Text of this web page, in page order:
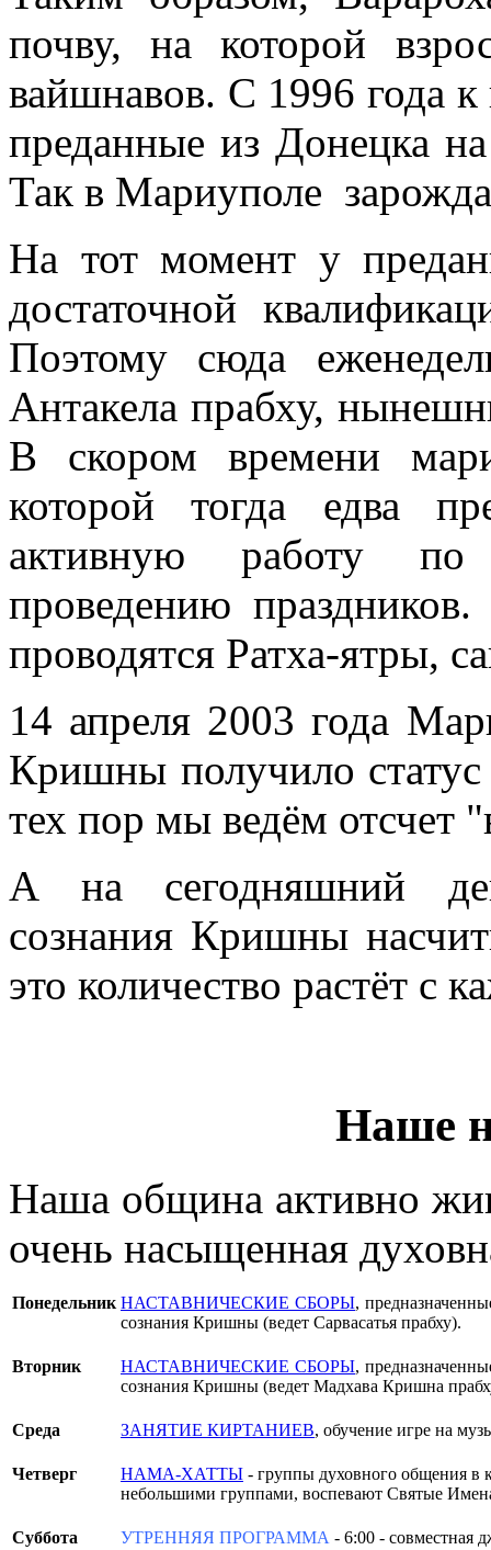
почву, на которой
вайшнавов. С 1996 года к
преданные из Донецка
Так в Мариуполе
На тот момент у
достаточной
Поэтому сюда
Антакела прабху,
В скором времени
которой тогда едва
активную работу
проведению
проводятся Ратха-ятры,
14 апреля 2003 года
Кришны получило
тех пор мы ведём отсчет
А на сегодняшний
сознания Кришны
это количество растёт с
Наше
Наша община активно
очень насыщенная
Понедельник НАСТАВНИЧЕСКИЕ СБОРЫ,
сознания Кришны (ведет Сарвасатья прабху).
Вторник НАСТАВНИЧЕСКИЕ СБОРЫ,
сознания Кришны (ведет Мадхава Кришна
Среда ЗАНЯТИЕ КИРТАНИЕВ, обучение игре на
Четверг НАМА-ХАТТЫ - группы духовного общения в
небольшими группами, воспевают Святые
Суббота УТРЕННЯЯ ПРОГРАММА - 6:00 - совместная